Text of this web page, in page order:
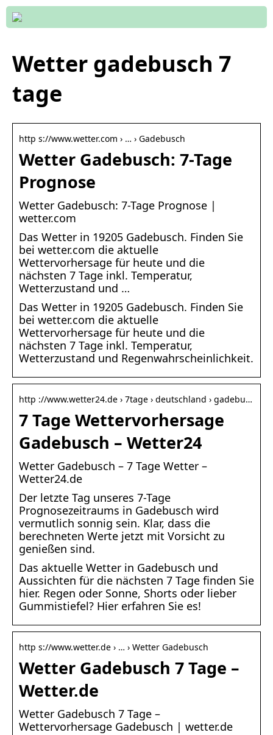
Wetter gadebusch 7
tage
http s://www.wetter.com › … › Gadebusch
Wetter Gadebusch: 7-Tage
Prognose
Wetter Gadebusch: 7-Tage Prognose |
wetter.com
Das Wetter in 19205 Gadebusch. Finden Sie
bei wetter.com die aktuelle
Wettervorhersage für heute und die
nächsten 7 Tage inkl. Temperatur,
Wetterzustand und …
Das Wetter in 19205 Gadebusch. Finden Sie
bei wetter.com die aktuelle
Wettervorhersage für heute und die
nächsten 7 Tage inkl. Temperatur,
Wetterzustand und Regenwahrscheinlichkeit.
http ://www.wetter24.de › 7tage › deutschland › gadebu…
7 Tage Wettervorhersage
Gadebusch – Wetter24
Wetter Gadebusch – 7 Tage Wetter –
Wetter24.de
Der letzte Tag unseres 7-Tage
Prognosezeitraums in Gadebusch wird
vermutlich sonnig sein. Klar, dass die
berechneten Werte jetzt mit Vorsicht zu
genießen sind.
Das aktuelle Wetter in Gadebusch und
Aussichten für die nächsten 7 Tage finden Sie
hier. Regen oder Sonne, Shorts oder lieber
Gummistiefel? Hier erfahren Sie es!
http s://www.wetter.de › … › Wetter Gadebusch
Wetter Gadebusch 7 Tage –
Wetter.de
Wetter Gadebusch 7 Tage –
Wettervorhersage Gadebusch | wetter.de